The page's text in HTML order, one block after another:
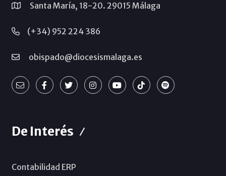
Santa María, 18-20. 29015 Málaga
(+34) 952 224 386
obispado@diocesismalaga.es
De Interés
Contabilidad ERP